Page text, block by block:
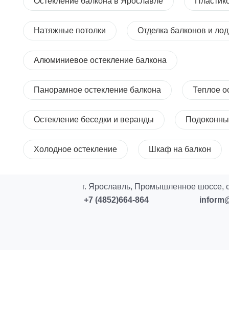
Натяжные потолки Отделка балконов и
Алюминиевое остекление балкона
Панорамное остекление балкона Теплое
Остекление беседки и веранды
Холодное остекление Шкаф на балкон
г. Ярославль, Промышленное шоссе,
+7 (4852)664-864